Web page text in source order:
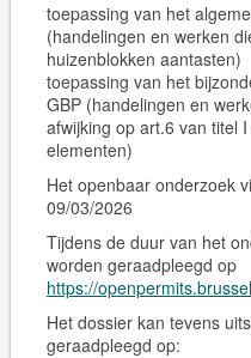
toepassing van het
(handelingen en werken
huizenblokken aantasten)
toepassing van het
GBP (handelingen en
afwijking op art.6 van titel
elementen)
Het openbaar onderzoek
09/03/2026
Tijdens de duur van het
worden geraadpleegd op
https://
Het dossier kan tevens
geraadpleegd op: